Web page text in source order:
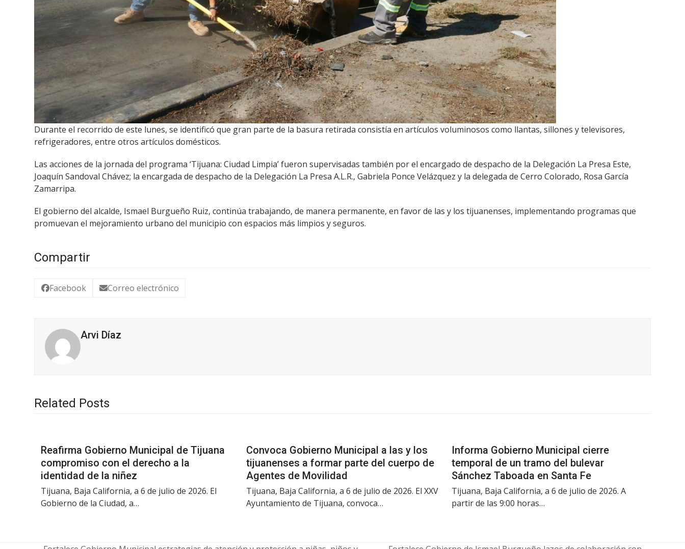
Durante el recorrido de este lunes, se identificó que gran parte de la basura retirada consistía en artículos voluminosos como llantas, sillones y televisores,
refrigeradores, entre otros artículos domésticos.
Las acciones de la jornada del programa ‘Tijuana: Ciudad Limpia’ fueron supervisadas también por el encargado de despacho de la Delegación La Presa Este,
Joaquín Sandoval Chávez; la encargada de despacho de la Delegación La Presa A.L.R., Gabriela Ponce Velázquez y la delegada de Cerro Colorado, Rosa García
Zamarripa.
El gobierno del alcalde, Ismael Burgueño Ruiz, continúa trabajando, de manera permanente, en favor de las y los tijuanenses, implementando programas que
promuevan el mejoramiento urbano del municipio con espacios más limpios y seguros.
Compartir
Facebook Correo electrónico
Arvi Díaz
Related Posts
Reafirma Gobierno Municipal de Tijuana
compromiso con el derecho a la
identidad de la niñez
Tijuana, Baja California, a 6 de julio de 2026. El
Gobierno de la Ciudad, a…
Convoca Gobierno Municipal a las y los
tijuanenses a formar parte del cuerpo de
Agentes de Movilidad
Tijuana, Baja California, a 6 de julio de 2026. El XXV
Ayuntamiento de Tijuana, convoca…
Informa Gobierno Municipal cierre
temporal de un tramo del bulevar
Sánchez Taboada en Santa Fe
Tijuana, Baja California, a 6 de julio de 2026. A
partir de las 9:00 horas…